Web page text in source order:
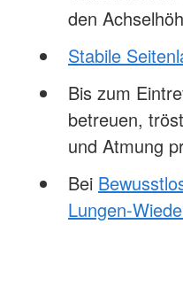
den
Stabile
Bis zum
betreuen,
und Atmung
Bei
Lungen-